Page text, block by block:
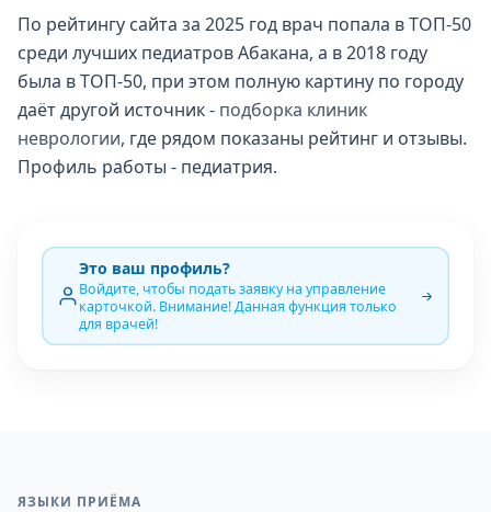
По рейтингу сайта за 2025 год врач попала в ТОП-50
среди лучших педиатров Абакана, а в 2018 году
была в ТОП-50, при этом полную картину по городу
даёт другой источник - подборка клиник
неврологии, где рядом показаны рейтинг и отзывы.
Профиль работы - педиатрия.
Это ваш профиль?
Войдите, чтобы подать заявку на управление
карточкой. Внимание! Данная функция только
для врачей!
ЯЗЫКИ ПРИЁМА